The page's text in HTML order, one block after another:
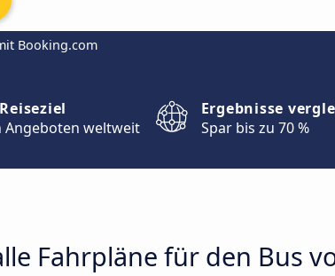
Booking.com
Angeboten weltweit
Ergebnisse
Spar bis zu 70 %
Fahrpläne für den Bus